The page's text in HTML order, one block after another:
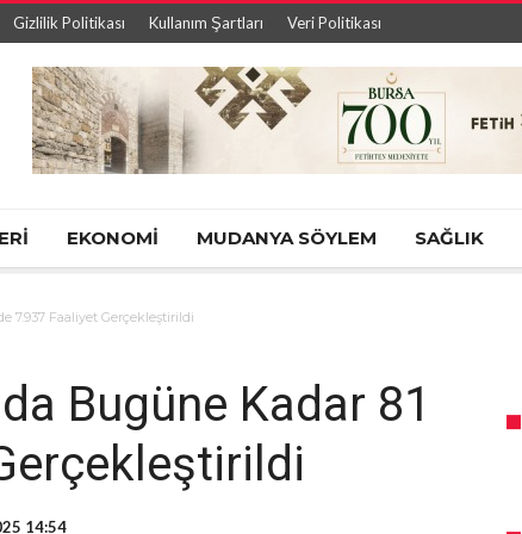
Gizlilik Politikası Kullanım Şartları Veri Politikası
EKONOMİ MUDANYA SÖYLEM SAĞLIK
7.937 Faaliyet Gerçekleştirildi
Bugüne Kadar 81
14:54